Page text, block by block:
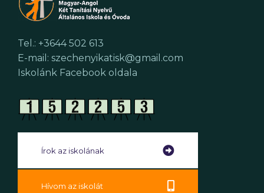
Tel.: +3644 502 613
E-mail: szechenyikatisk@gmail.com
Iskolánk Facebook oldala
Írok az iskolának
Hívom az iskolát